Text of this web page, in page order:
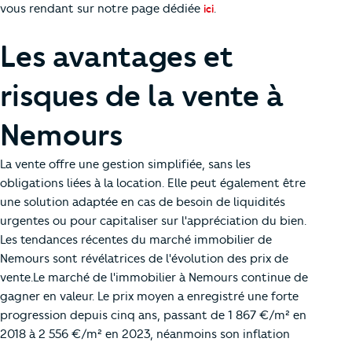
vous rendant sur notre page dédiée ici
Les avantages et
risques de la vente à
Nemours
La vente offre une gestion simplifiée, sans les
obligations liées à la location. Elle peut également être
une solution adaptée en cas de besoin de liquidités
urgentes ou pour capitaliser sur l'appréciation du bien.
Les tendances récentes du marché immobilier de
Nemours sont révélatrices de l'évolution des prix de
vente.Le marché de l'immobilier à Nemours continue de
gagner en valeur. Le prix moyen a enregistré une forte
progression depuis cinq ans, passant de 1 867 €/m² en
2018 à 2 556 €/m² en 2023, néanmoins son inflation